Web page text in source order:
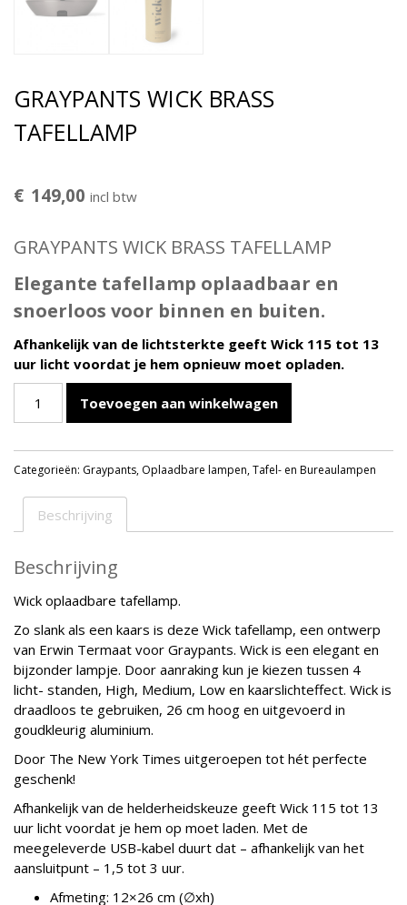
GRAYPANTS WICK BRASS
TAFELLAMP
€ 149,00 incl btw
GRAYPANTS WICK BRASS TAFELLAMP
Elegante tafellamp oplaadbaar en
snoerloos voor binnen en buiten.
Afhankelijk van de lichtsterkte geeft Wick 115 tot 13
uur licht voordat je hem opnieuw moet opladen.
Wick
Tafellamp
aantal
Toevoegen aan winkelwagen
Categorieën: Graypants, Oplaadbare lampen,Tafel- en Bureaulampen
Beschrijving
Beschrijving
Wick oplaadbare tafellamp.
Zo slank als een kaars is deze Wick tafellamp, een ontwerp
van Erwin Termaat voor Graypants. Wick is een elegant en
bijzonder lampje. Door aanraking kun je kiezen tussen 4
licht- standen, High, Medium, Low en kaarslichteffect. Wick is
draadloos te gebruiken, 26 cm hoog en uitgevoerd in
goudkleurig aluminium.
Door The New York Times uitgeroepen tot hét perfecte
geschenk!
Afhankelijk van de helderheidskeuze geeft Wick 115 tot 13
uur licht voordat je hem op moet laden. Met de
meegeleverde USB-kabel duurt dat – afhankelijk van het
aansluitpunt – 1,5 tot 3 uur.
Afmeting: 12×26 cm (∅xh)